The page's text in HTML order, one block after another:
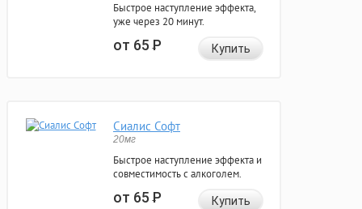
Быстрое наступление эффекта,
уже через 20 минут.
от 65Р Купить
Сиалис Софт
20мг
Быстрое наступление эффекта и
совместимость с алкоголем.
от 65Р Купить